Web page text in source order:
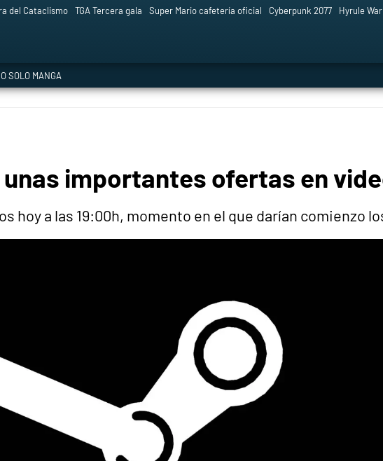
del Cataclismo TGA Tercera gala Super Mario cafetería oficial Cyberpunk 2077 Hyrule
SOLO MANGA
importantes ofertas en
hoy a las 19:00h, momento en el que darían comienzo